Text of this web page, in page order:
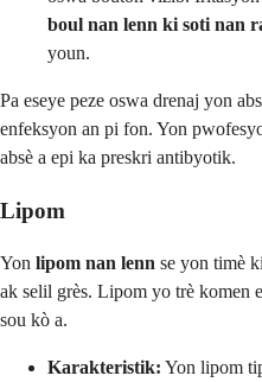
boul nan lenn ki soti nan
youn.
Pa eseye peze oswa drenaj yon
enfeksyon an pi fon. Yon
absè a epi ka preskri antibyotik.
Lipom
Yon lipom nan lenn se yon timè
ak selil grès. Lipom yo trè komen
sou kò a.
Karakteristik: Yon lipom